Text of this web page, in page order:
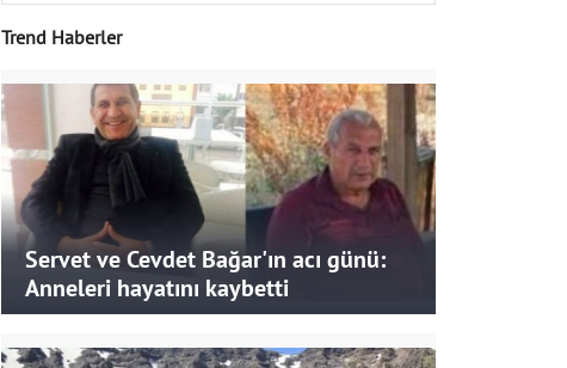
Trend Haberler
Servet ve Cevdet Bağar'ın acı günü:
Anneleri hayatını kaybetti